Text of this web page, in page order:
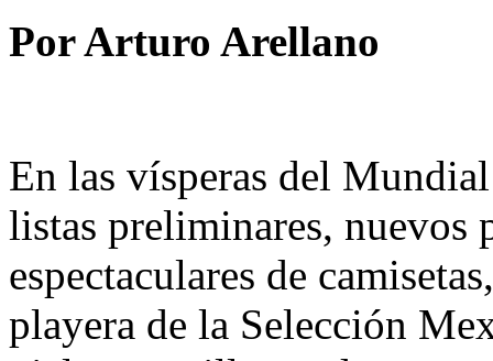
Por Arturo Arellano
En las vísperas del
listas preliminares, nuevos
espectaculares de
playera de la Selección